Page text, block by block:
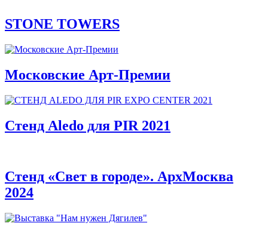
STONE TOWERS
Московские Арт-Премии
Стенд Aledo для PIR 2021
Стенд «Свет в городе». АрхМосква
2024